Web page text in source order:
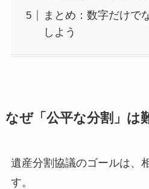
まとめ：数字だけで
しよう
なぜ「公平な分割」は
遺産分割協議のゴールは、
す。